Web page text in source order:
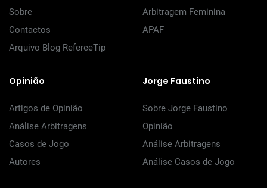
Sobre
Contactos
Arquivo Blog RefereeTip
Arbitragem Feminina
APAF
Opinião
Artigos de Opinião
Análise Arbitragens
Casos de Jogo
Autores
Jorge Faustino
Sobre Jorge Faustino
Opinião
Análise Arbitragens
Análise Casos de Jogo